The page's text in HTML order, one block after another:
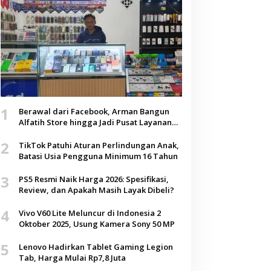
1
Berawal dari Facebook, Arman Bangun
Alfatih Store hingga Jadi Pusat Layanan
2
TikTok Patuhi Aturan Perlindungan Anak,
Batasi Usia Pengguna Minimum 16 Tahun
3
PS5 Resmi Naik Harga 2026: Spesifikasi,
Review, dan Apakah Masih Layak Dibeli?
4
Vivo V60 Lite Meluncur di Indonesia 2
Oktober 2025, Usung Kamera Sony 50 MP
5
Lenovo Hadirkan Tablet Gaming Legion
Tab, Harga Mulai Rp7,8 Juta